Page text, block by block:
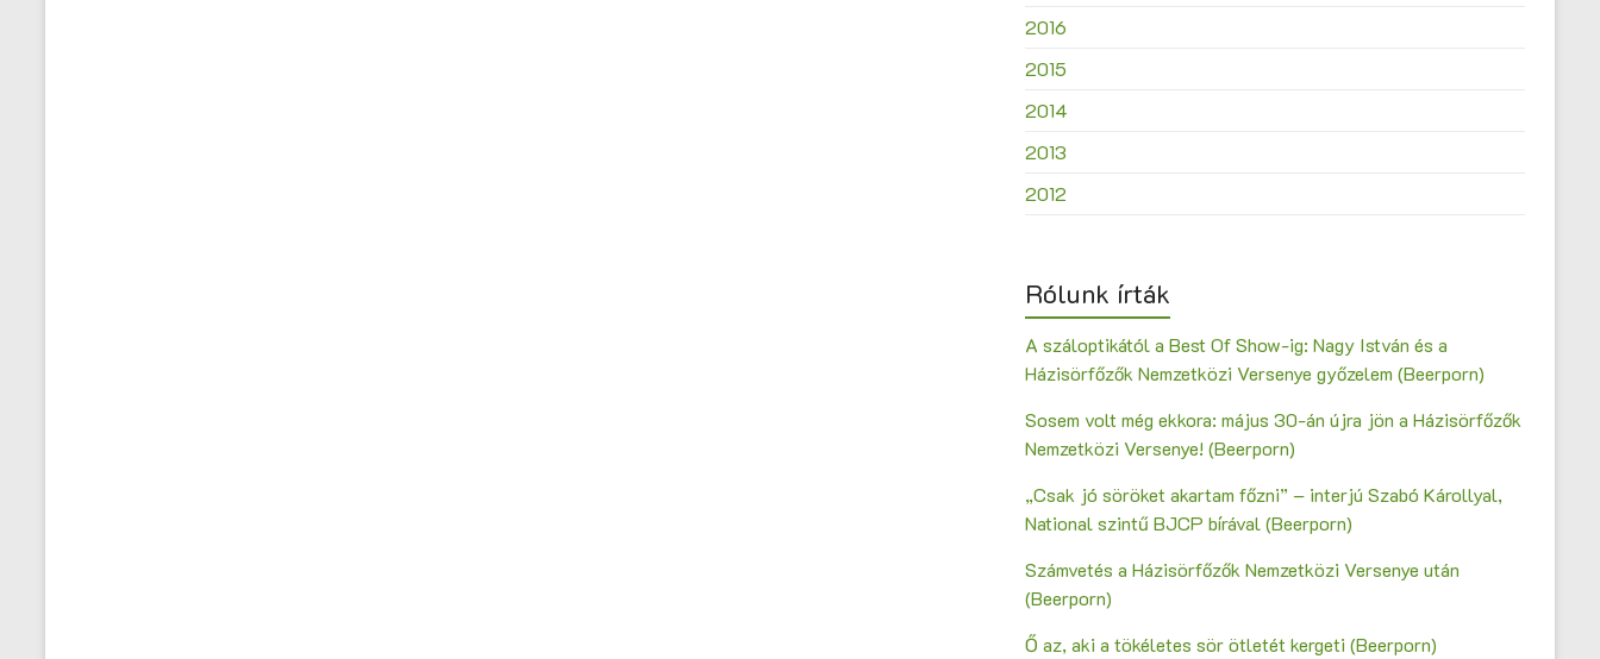
2016
2015
2014
2013
2012
Rólunk írták
A száloptikától a Best Of Show-ig: Nagy István és a
Házisörfőzők Nemzetközi Versenye győzelem (Beerporn)
Sosem volt még ekkora: május 30-án újra jön a Házisörfőzők
Nemzetközi Versenye! (Beerporn)
„Csak jó söröket akartam főzni” – interjú Szabó Károllyal,
National szintű BJCP bírával (Beerporn)
Számvetés a Házisörfőzők Nemzetközi Versenye után
(Beerporn)
Ő az, aki a tökéletes sör ötletét kergeti (Beerporn)